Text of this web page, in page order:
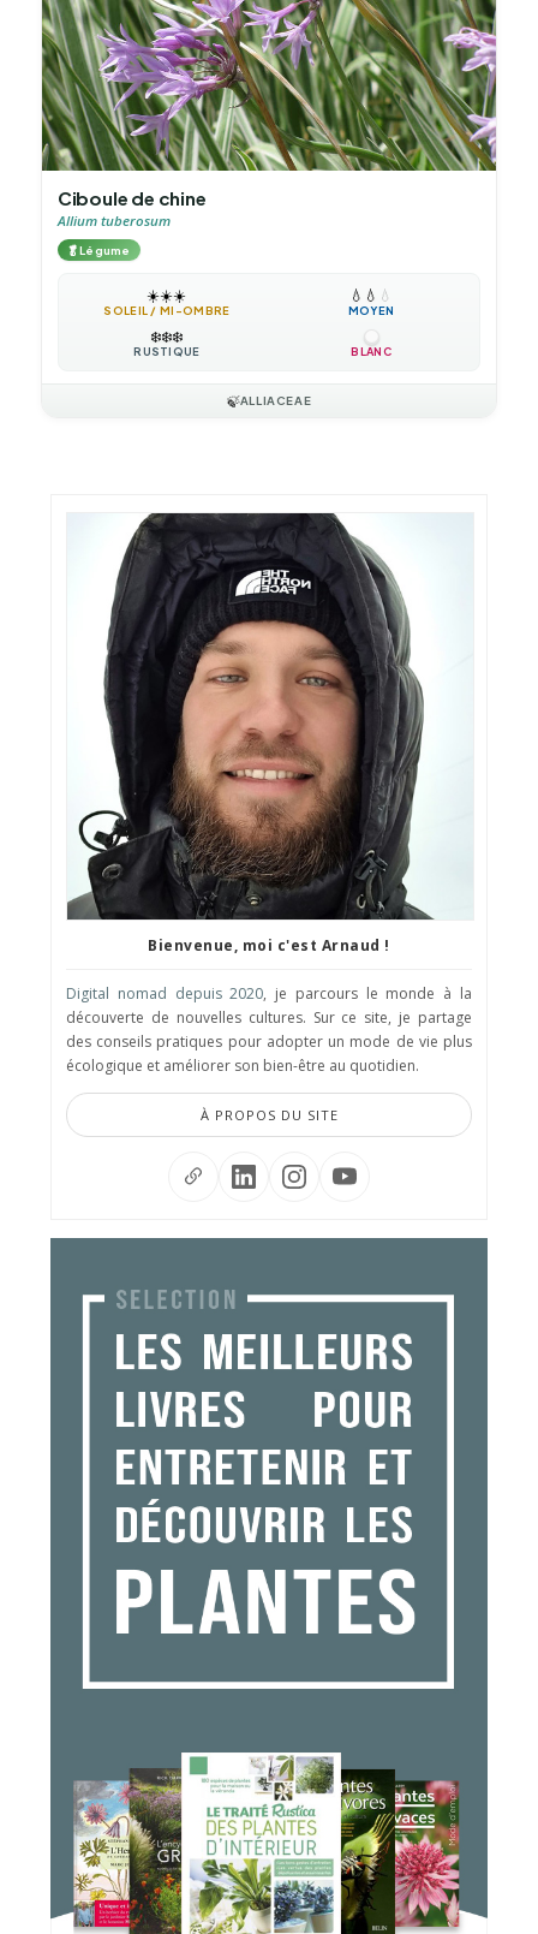
Ciboule de chine
Allium tuberosum
🥬Légume
☀️☀️☀️
SOLEIL / MI-OMBRE
💧 💧 💧
MOYEN
❄️❄️❄️
RUSTIQUE BLANC
🍃ALLIACEAE
Bienvenue, moi c'est Arnaud !
Digital nomad depuis 2020, je parcours le monde à la
découverte de nouvelles cultures. Sur ce site, je partage
des conseils pratiques pour adopter un mode de vie plus
écologique et améliorer son bien-être au quotidien.
À PROPOS DU SITE